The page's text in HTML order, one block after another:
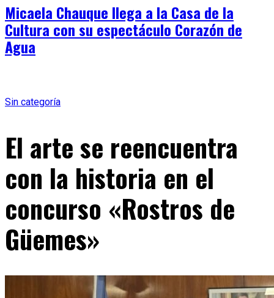
Micaela Chauque llega a la Casa de la
Cultura con su espectáculo Corazón de
Agua
Sin categoría
El arte se reencuentra
con la historia en el
concurso «Rostros de
Güemes»